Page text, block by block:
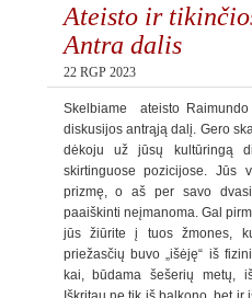
Ateisto ir
Antra dalis
22 RGP 2023
Skelbiame ateisto
diskusijos antrąją dalį. Gero
dėkoju už jūsų kultūringą
skirtinguose pozicijose. Jūs
prizmę, o aš per savo
paaiškinti neįmanoma. Gal
jūs žiūrite į tuos žmones,
priežasčių buvo „išėję“ iš
kai, būdama šešerių metų,